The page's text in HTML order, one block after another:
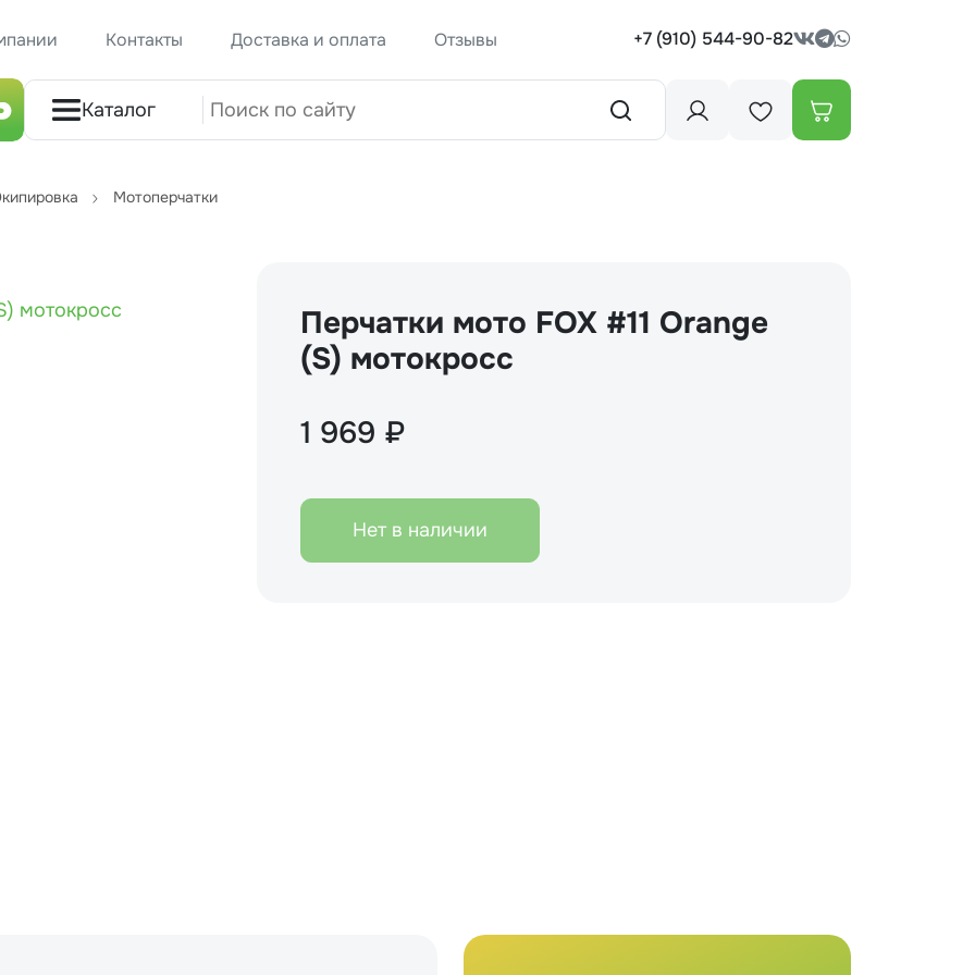
Контакты Доставка и оплата Отзывы +7 (910) 544-90-82
Каталог
Мотоперчатки
Перчатки мото FOX #11 Orange
(S) мотокросс
1 969 ₽
Нет в наличии